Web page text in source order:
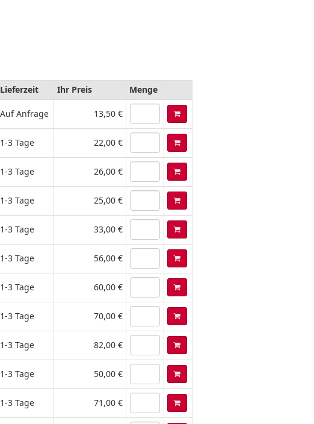
Lieferzeit Ihr Preis Menge
Auf Anfrage 13,50 €
1-3 Tage 22,00 €
1-3 Tage 26,00 €
1-3 Tage 25,00 €
1-3 Tage 33,00 €
1-3 Tage 56,00 €
1-3 Tage 60,00 €
1-3 Tage 70,00 €
1-3 Tage 82,00 €
1-3 Tage 50,00 €
1-3 Tage 71,00 €